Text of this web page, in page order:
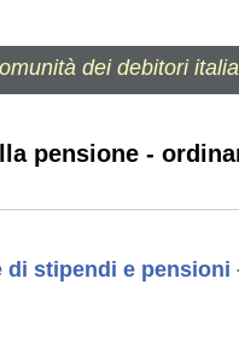
dei debitori
pensione -
stipendi e pensioni